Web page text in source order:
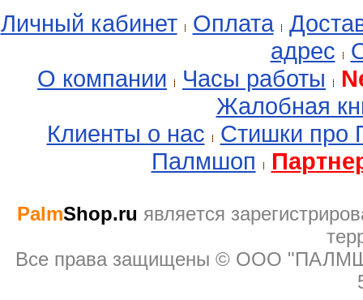
Личный кабинет Оплата
адрес
О компании
Часы работы
Жалобная
Клиенты о нас
Стишки
Палмшоп
PalmShop.ru являeтся
Все права защищены © ООО